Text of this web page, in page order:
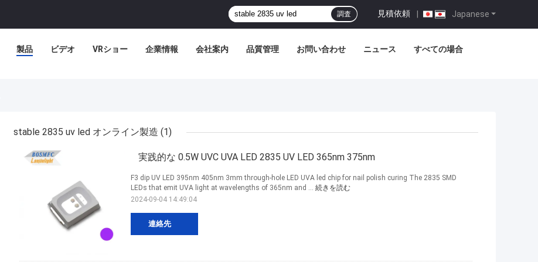
Japanese
見積依頼 |
調査
製品 ビデオ VRショー 企業情報 会社案内 品質管理 お問い合わせ ニュース すべての場合
stable 2835 uv led オンライン製造 (1)
実践的な 0.5W UVC UVA LED 2835 UV LED 365nm 375nm
連絡先
F3 dip UV LED 395nm 405nm 3mm through-hole LED UVA led chip for nail polish curing The 2835 SMD
LEDs that emit UVA light at wavelengths of 365nm and ... 続きを読む
2024-09-04 14:49:04